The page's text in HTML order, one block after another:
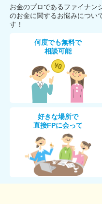
お金のプロであるファイナン
のお金に関するお悩みについ
す！
何度でも無料で
相談可能
好きな場所で
直接FPに会って